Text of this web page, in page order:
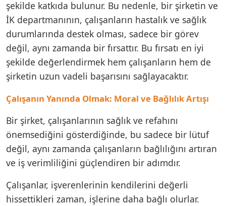
şekilde katkıda bulunur. Bu nedenle, bir şirketin ve
İK departmanının, çalışanların hastalık ve sağlık
durumlarında destek olması, sadece bir görev
değil, aynı zamanda bir fırsattır. Bu fırsatı en iyi
şekilde değerlendirmek hem çalışanların hem de
şirketin uzun vadeli başarısını sağlayacaktır.
Çalışanın Yanında Olmak: Moral ve Bağlılık Artışı
Bir şirket, çalışanlarının sağlık ve refahını
önemsediğini gösterdiğinde, bu sadece bir lütuf
değil, aynı zamanda çalışanların bağlılığını artıran
ve iş verimliliğini güçlendiren bir adımdır.
Çalışanlar, işverenlerinin kendilerini değerli
hissettikleri zaman, işlerine daha bağlı olurlar.